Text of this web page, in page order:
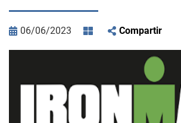
06/06/2023 Compartir